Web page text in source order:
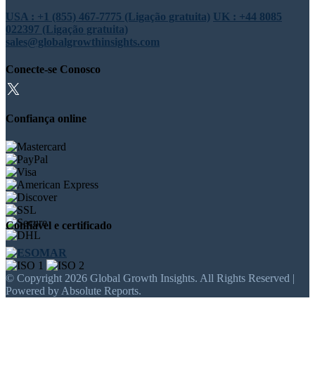
USA : +1 (855) 467-7775 (Ligação gratuita) UK : +44 8085
022397 (Ligação gratuita)
sales@globalgrowthinsights.com
Conecte-se Conosco
Confiança online
Confiável e certificado
© Copyright 2026 Global Growth Insights. All Rights Reserved |
Powered by Absolute Reports.